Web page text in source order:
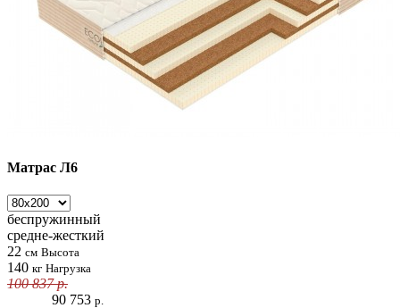
Матрас Л6
беспружинный
средне-жесткий
22 см Высота
140 кг Нагрузка
100 837р.
90 753 р.